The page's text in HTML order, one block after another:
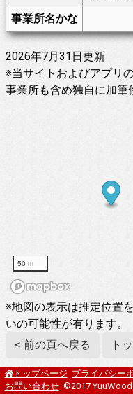
事業所名かな
2026年7月31日更新
※当サイトおよびアプリ
事業所も含め独自に加筆
50 m
※地図の表示は推定位置
いの可能性が有ります。
< 前の頁へ戻る
ト
トップページ プライバシー
お問い合わせ ©2017